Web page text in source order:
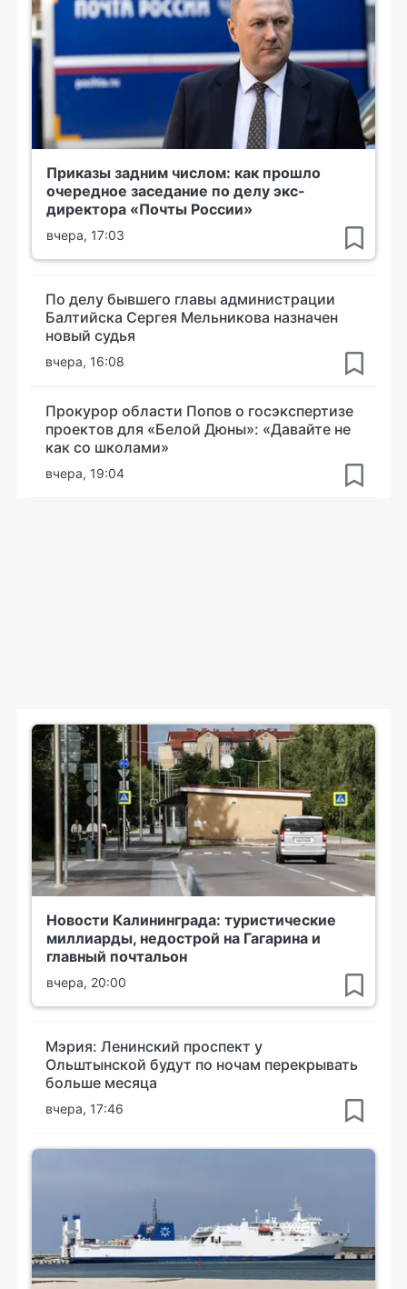
Приказы задним числом: как прошло
очередное заседание по делу экс-
директора «Почты России»
вчера, 17:03
По делу бывшего главы администрации
Балтийска Сергея Мельникова назначен
новый судья
вчера, 16:08
Прокурор области Попов о госэкспертизе
проектов для «Белой Дюны»: «Давайте не
как со школами»
вчера, 19:04
Новости Калининграда: туристические
миллиарды, недострой на Гагарина и
главный почтальон
вчера, 20:00
Мэрия: Ленинский проспект у
Ольштынской будут по ночам перекрывать
больше месяца
вчера, 17:46